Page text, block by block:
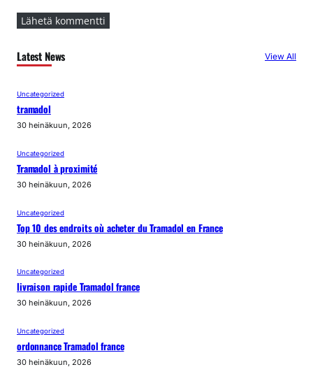
Latest News View All
Uncategorized
tramadol
30 heinäkuun, 2026
Uncategorized
Tramadol à proximité
30 heinäkuun, 2026
Uncategorized
Top 10 des endroits où acheter du Tramadol en France
30 heinäkuun, 2026
Uncategorized
livraison rapide Tramadol france
30 heinäkuun, 2026
Uncategorized
ordonnance Tramadol france
30 heinäkuun, 2026